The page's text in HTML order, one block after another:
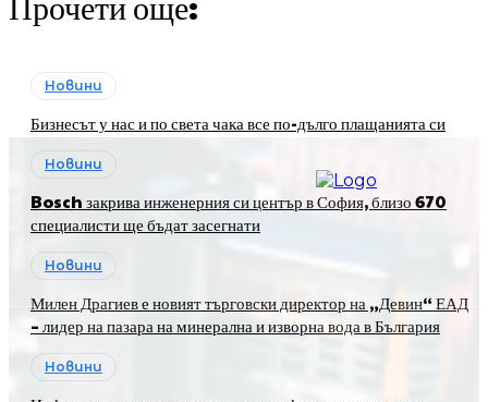
Новини
Бизнесът у нас и по света чака все по-дълго плащанията си
Новини
Bosch закрива инженерния си център в София, близо 670
специалисти ще бъдат засегнати
Новини
Милен Драгиев е новият търговски директор на „Девин“ ЕАД
– лидер на пазара на минерална и изворна вода в България
Новини